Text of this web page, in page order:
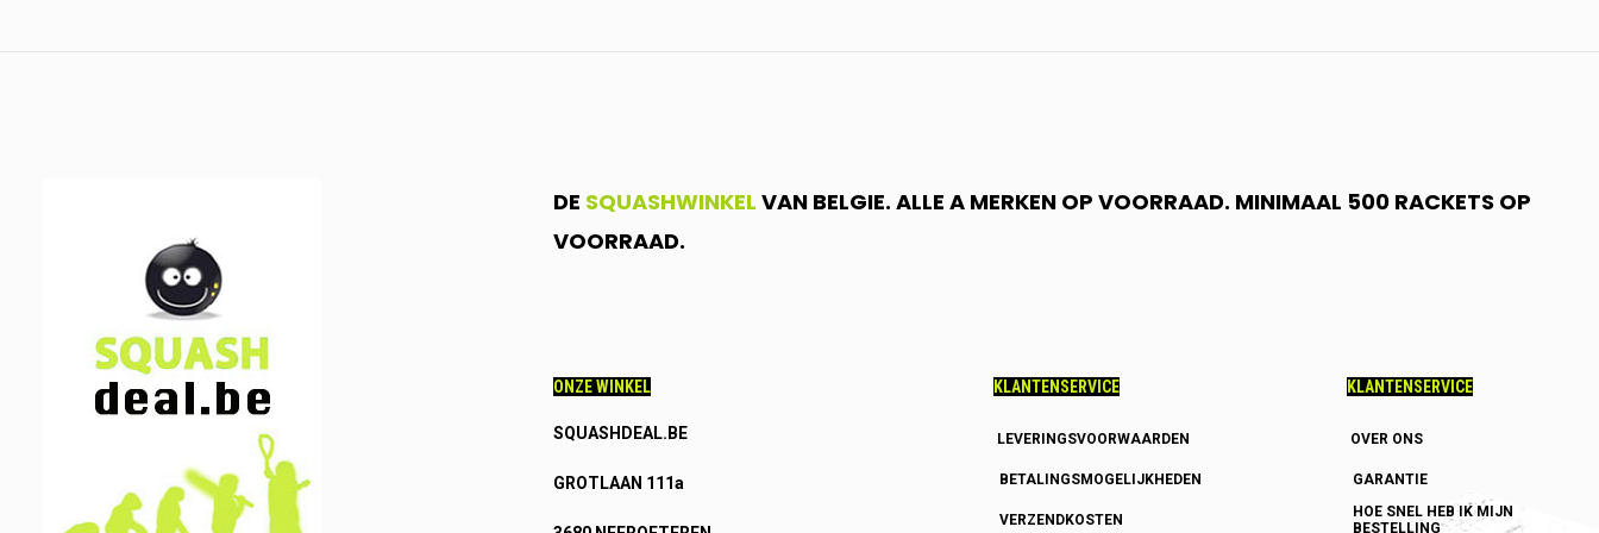
DE SQUASHWINKEL VAN BELGIE. ALLE A MERKEN OP VOORRAAD. MINIMAAL 500 RACKETS OP
VOORRAAD.
ONZE WINKEL
SQUASHDEAL.BE
GROTLAAN 111a
KLANTENSERVICE
LEVERINGSVOORWAARDEN
BETALINGSMOGELIJKHEDEN
VERZENDKOSTEN
KLANTENSERVICE
OVER ONS
GARANTIE
HOE SNEL HEB IK MIJN
BESTELLING